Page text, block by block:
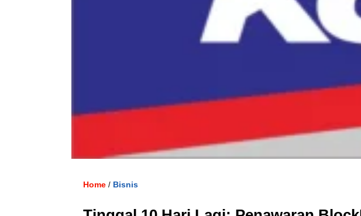
Home / Bisnis